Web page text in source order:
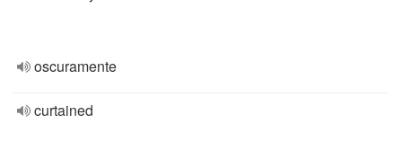
oscuramente
curtained